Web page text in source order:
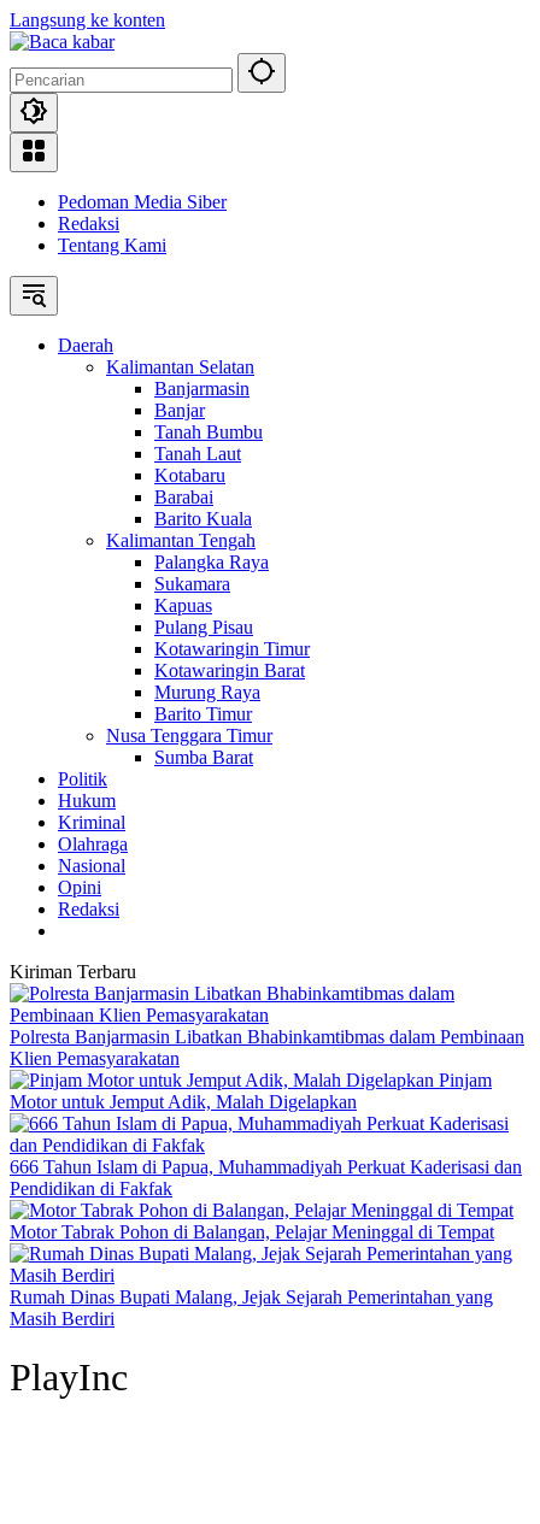
Langsung ke konten
Pedoman Media Siber
Redaksi
Tentang Kami
Daerah
Kalimantan Selatan
Banjarmasin
Banjar
Tanah Bumbu
Tanah Laut
Kotabaru
Barabai
Barito Kuala
Kalimantan Tengah
Palangka Raya
Sukamara
Kapuas
Pulang Pisau
Kotawaringin Timur
Kotawaringin Barat
Murung Raya
Barito Timur
Nusa Tenggara Timur
Sumba Barat
Politik
Hukum
Kriminal
Olahraga
Nasional
Opini
Redaksi
Kiriman Terbaru
Polresta Banjarmasin Libatkan Bhabinkamtibmas dalam Pembinaan
Klien Pemasyarakatan
Pinjam
Motor untuk Jemput Adik, Malah Digelapkan
666 Tahun Islam di Papua, Muhammadiyah Perkuat Kaderisasi dan
Pendidikan di Fakfak
Motor Tabrak Pohon di Balangan, Pelajar Meninggal di Tempat
Rumah Dinas Bupati Malang, Jejak Sejarah Pemerintahan yang
Masih Berdiri
PlayInc